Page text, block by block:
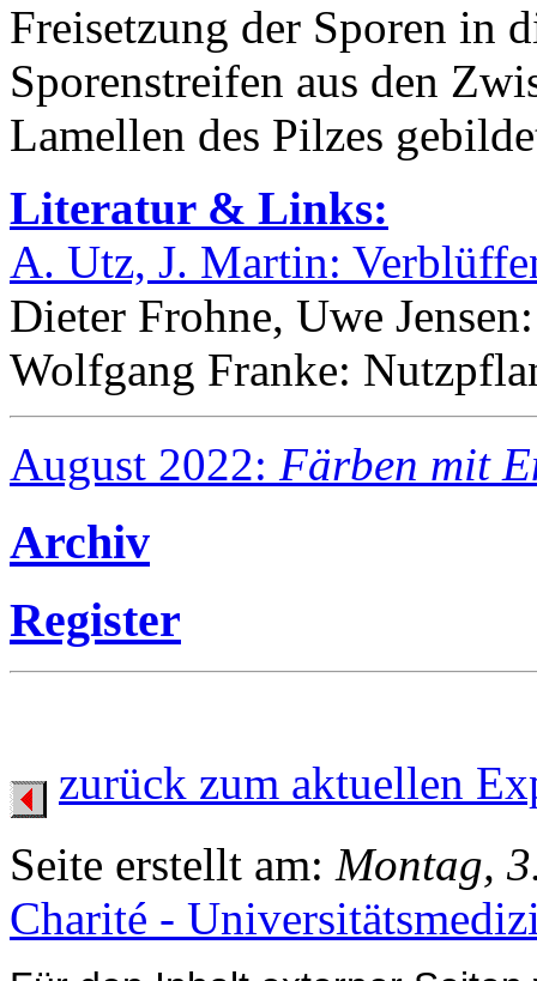
Freisetzung der Sporen in
Sporenstreifen aus den
Lamellen des Pilzes
Literatur & Links:
A. Utz, J. Martin:
Dieter Frohne, Uwe
Wolfgang Franke:
August 2022: Färben mit
Archiv
Register
zurück zum aktuellen
Seite erstellt am: Montag,
Charité -